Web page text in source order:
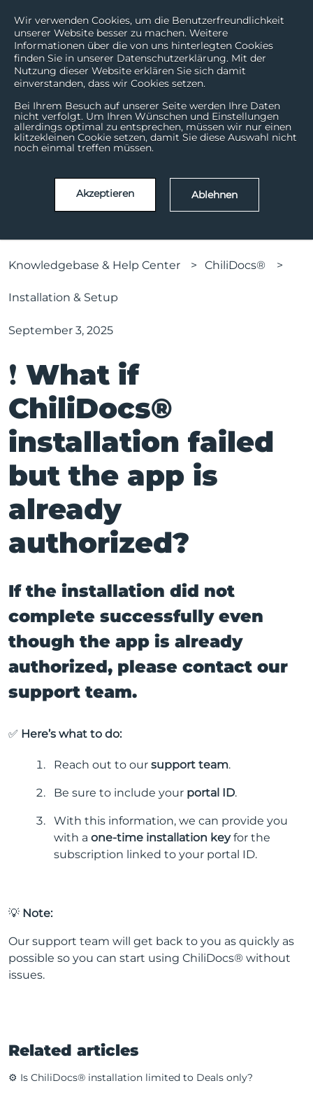
Wir verwenden Cookies, um die Benutzerfreundlichkeit
unserer Website besser zu machen. Weitere
Informationen über die von uns hinterlegten Cookies
finden Sie in unserer Datenschutzerklärung. Mit der
Nutzung dieser Website erklären Sie sich damit
einverstanden, dass wir Cookies setzen.
Bei Ihrem Besuch auf unserer Seite werden Ihre Daten
nicht verfolgt. Um Ihren Wünschen und Einstellungen
allerdings optimal zu entsprechen, müssen wir nur einen
klitzekleinen Cookie setzen, damit Sie diese Auswahl nicht
noch einmal treffen müssen.
Akzeptieren Ablehnen
How can we help?
There are no suggestions because the search field
Knowledgebase & Help Center ChiliDocs®
Installation & Setup
September 3, 2025
❗️ What if
ChiliDocs®
installation failed
but the app is
already
authorized?
If the installation did not
complete successfully even
though the app is already
authorized, please contact our
support team.
✅ Here’s what to do:
Reach out to our support team.
Be sure to include your portal ID.
With this information, we can provide you
with a one-time installation keyfor the
subscription linked to your portal ID.
💡 Note:
Our support team will get back to you as quickly as
possible so you can start using ChiliDocs® without
issues.
Related articles
⚙️ Is ChiliDocs® installation limited to Deals only?